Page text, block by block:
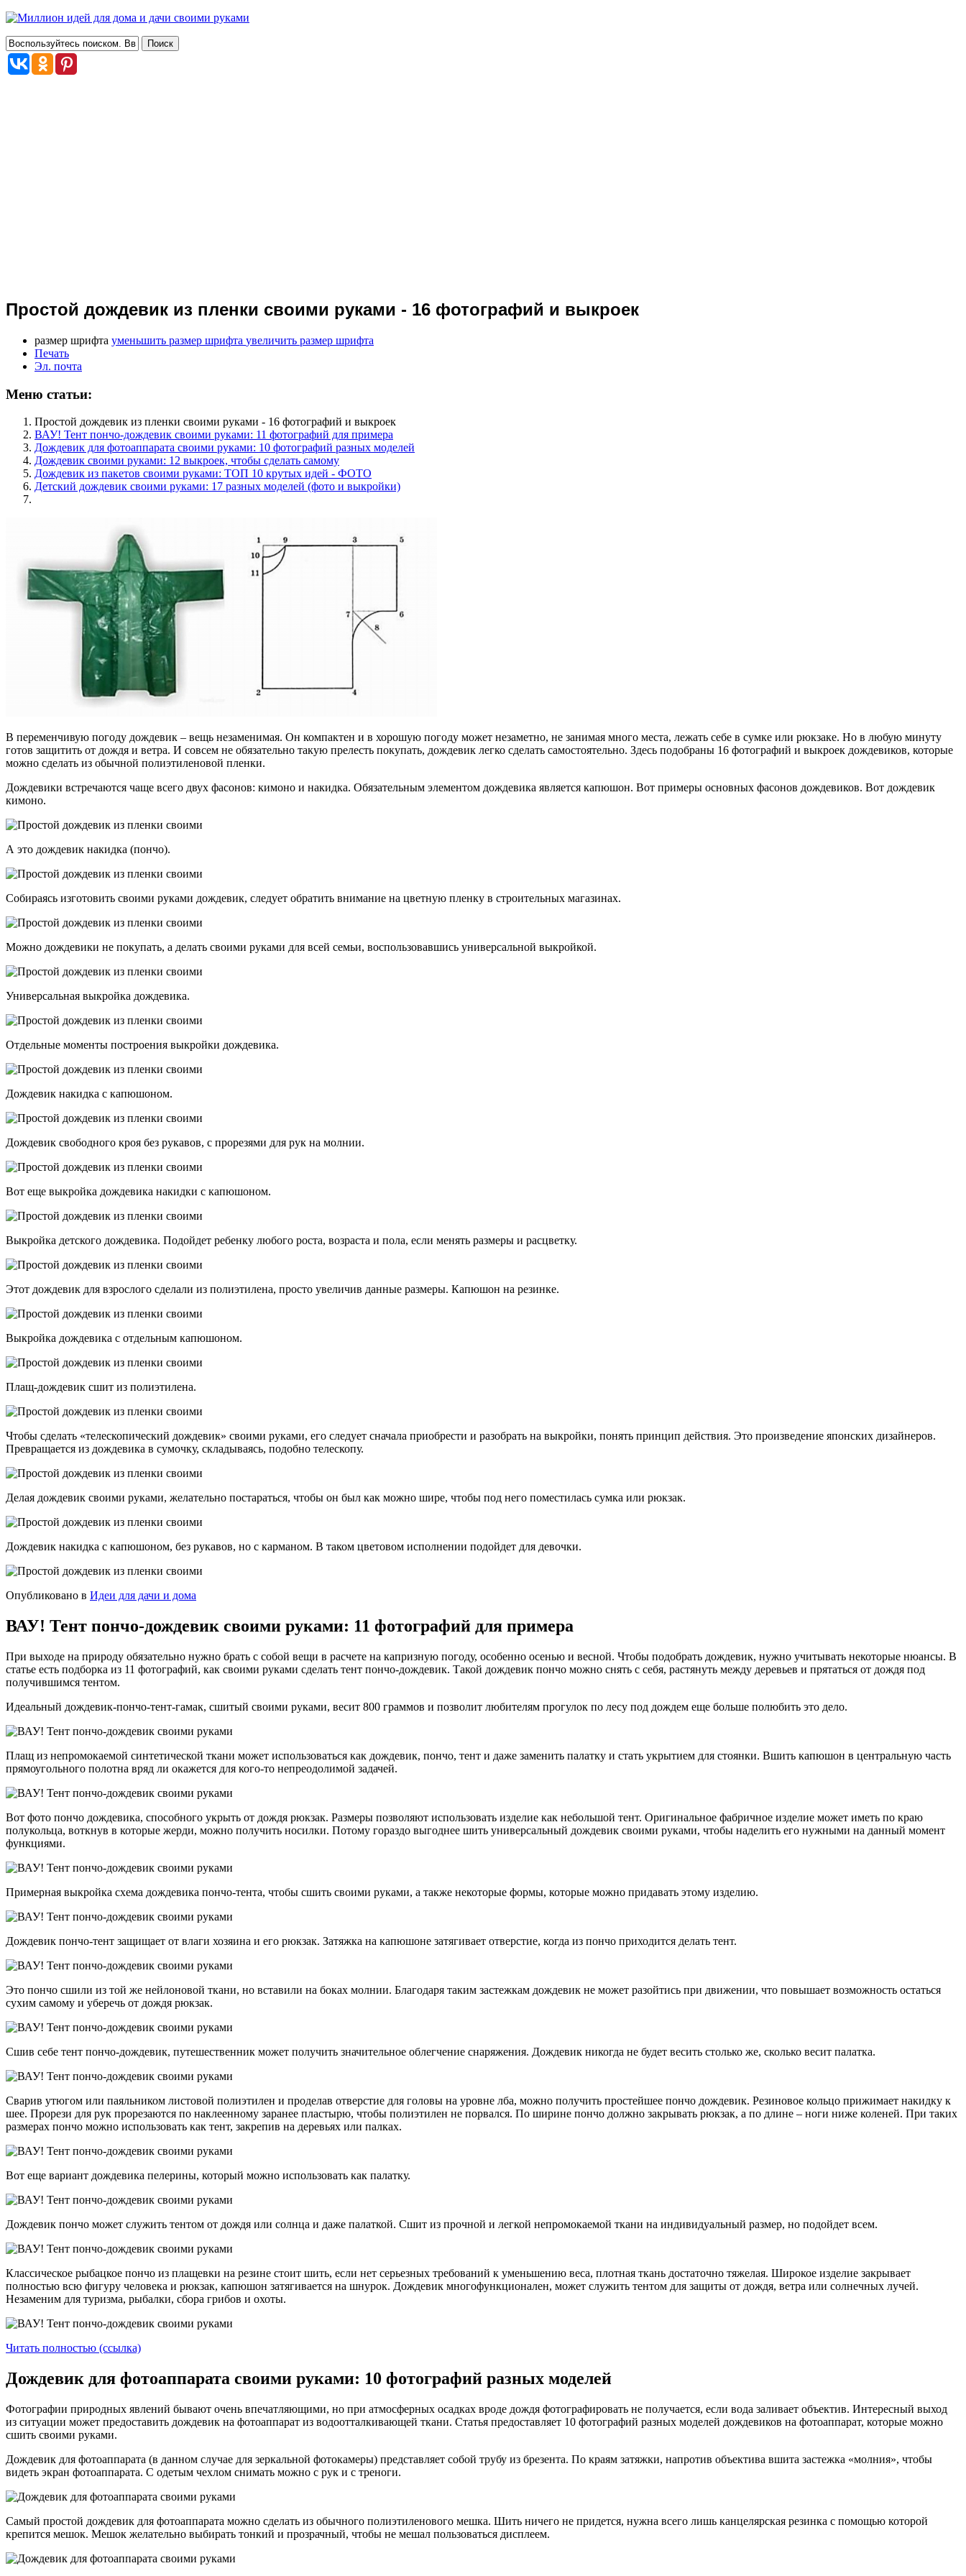
Простой дождевик из пленки своими руками - 16 фотографий и выкроек
размер шрифта уменьшить размер шрифта увеличить размер шрифта
Печать
Эл. почта
Меню статьи:
Простой дождевик из пленки своими руками - 16 фотографий и выкроек
ВАУ! Тент пончо-дождевик своими руками: 11 фотографий для примера
Дождевик для фотоаппарата своими руками: 10 фотографий разных моделей
Дождевик своими руками: 12 выкроек, чтобы сделать самому
Дождевик из пакетов своими руками: ТОП 10 крутых идей - ФОТО
Детский дождевик своими руками: 17 разных моделей (фото и выкройки)
В переменчивую погоду дождевик – вещь незаменимая. Он компактен и в хорошую погоду может незаметно, не занимая много места, лежать себе в сумке или рюкзаке. Но в любую минуту
готов защитить от дождя и ветра. И совсем не обязательно такую прелесть покупать, дождевик легко сделать самостоятельно. Здесь подобраны 16 фотографий и выкроек дождевиков, которые
можно сделать из обычной полиэтиленовой пленки.
Дождевики встречаются чаще всего двух фасонов: кимоно и накидка. Обязательным элементом дождевика является капюшон. Вот примеры основных фасонов дождевиков. Вот дождевик
кимоно.
А это дождевик накидка (пончо).
Собираясь изготовить своими руками дождевик, следует обратить внимание на цветную пленку в строительных магазинах.
Можно дождевики не покупать, а делать своими руками для всей семьи, воспользовавшись универсальной выкройкой.
Универсальная выкройка дождевика.
Отдельные моменты построения выкройки дождевика.
Дождевик накидка с капюшоном.
Дождевик свободного кроя без рукавов, с прорезями для рук на молнии.
Вот еще выкройка дождевика накидки с капюшоном.
Выкройка детского дождевика. Подойдет ребенку любого роста, возраста и пола, если менять размеры и расцветку.
Этот дождевик для взрослого сделали из полиэтилена, просто увеличив данные размеры. Капюшон на резинке.
Выкройка дождевика с отдельным капюшоном.
Плащ-дождевик сшит из полиэтилена.
Чтобы сделать «телескопический дождевик» своими руками, его следует сначала приобрести и разобрать на выкройки, понять принцип действия. Это произведение японских дизайнеров.
Превращается из дождевика в сумочку, складываясь, подобно телескопу.
Делая дождевик своими руками, желательно постараться, чтобы он был как можно шире, чтобы под него поместилась сумка или рюкзак.
Дождевик накидка с капюшоном, без рукавов, но с карманом. В таком цветовом исполнении подойдет для девочки.
Опубликовано в Идеи для дачи и дома
ВАУ! Тент пончо-дождевик своими руками: 11 фотографий для примера
При выходе на природу обязательно нужно брать с собой вещи в расчете на капризную погоду, особенно осенью и весной. Чтобы подобрать дождевик, нужно учитывать некоторые нюансы. В
статье есть подборка из 11 фотографий, как своими руками сделать тент пончо-дождевик. Такой дождевик пончо можно снять с себя, растянуть между деревьев и прятаться от дождя под
получившимся тентом.
Идеальный дождевик-пончо-тент-гамак, сшитый своими руками, весит 800 граммов и позволит любителям прогулок по лесу под дождем еще больше полюбить это дело.
Плащ из непромокаемой синтетической ткани может использоваться как дождевик, пончо, тент и даже заменить палатку и стать укрытием для стоянки. Вшить капюшон в центральную часть
прямоугольного полотна вряд ли окажется для кого-то непреодолимой задачей.
Вот фото пончо дождевика, способного укрыть от дождя рюкзак. Размеры позволяют использовать изделие как небольшой тент. Оригинальное фабричное изделие может иметь по краю
полукольца, воткнув в которые жерди, можно получить носилки. Потому гораздо выгоднее шить универсальный дождевик своими руками, чтобы наделить его нужными на данный момент
функциями.
Примерная выкройка схема дождевика пончо-тента, чтобы сшить своими руками, а также некоторые формы, которые можно придавать этому изделию.
Дождевик пончо-тент защищает от влаги хозяина и его рюкзак. Затяжка на капюшоне затягивает отверстие, когда из пончо приходится делать тент.
Это пончо сшили из той же нейлоновой ткани, но вставили на боках молнии. Благодаря таким застежкам дождевик не может разойтись при движении, что повышает возможность остаться
сухим самому и уберечь от дождя рюкзак.
Сшив себе тент пончо-дождевик, путешественник может получить значительное облегчение снаряжения. Дождевик никогда не будет весить столько же, сколько весит палатка.
Сварив утюгом или паяльником листовой полиэтилен и проделав отверстие для головы на уровне лба, можно получить простейшее пончо дождевик. Резиновое кольцо прижимает накидку к
шее. Прорези для рук прорезаются по наклеенному заранее пластырю, чтобы полиэтилен не порвался. По ширине пончо должно закрывать рюкзак, а по длине – ноги ниже коленей. При таких
размерах пончо можно использовать как тент, закрепив на деревьях или палках.
Вот еще вариант дождевика пелерины, который можно использовать как палатку.
Дождевик пончо может служить тентом от дождя или солнца и даже палаткой. Сшит из прочной и легкой непромокаемой ткани на индивидуальный размер, но подойдет всем.
Классическое рыбацкое пончо из плащевки на резине стоит шить, если нет серьезных требований к уменьшению веса, плотная ткань достаточно тяжелая. Широкое изделие закрывает
полностью всю фигуру человека и рюкзак, капюшон затягивается на шнурок. Дождевик многофункционален, может служить тентом для защиты от дождя, ветра или солнечных лучей.
Незаменим для туризма, рыбалки, сбора грибов и охоты.
Читать полностью (ссылка)
Дождевик для фотоаппарата своими руками: 10 фотографий разных моделей
Фотографии природных явлений бывают очень впечатляющими, но при атмосферных осадках вроде дождя фотографировать не получается, если вода заливает объектив. Интересный выход
из ситуации может предоставить дождевик на фотоаппарат из водоотталкивающей ткани. Статья предоставляет 10 фотографий разных моделей дождевиков на фотоаппарат, которые можно
сшить своими руками.
Дождевик для фотоаппарата (в данном случае для зеркальной фотокамеры) представляет собой трубу из брезента. По краям затяжки, напротив объектива вшита застежка «молния», чтобы
видеть экран фотоаппарата. С одетым чехлом снимать можно с рук и с треноги.
Самый простой дождевик для фотоаппарата можно сделать из обычного полиэтиленового мешка. Шить ничего не придется, нужна всего лишь канцелярская резинка с помощью которой
крепится мешок. Мешок желательно выбирать тонкий и прозрачный, чтобы не мешал пользоваться дисплеем.